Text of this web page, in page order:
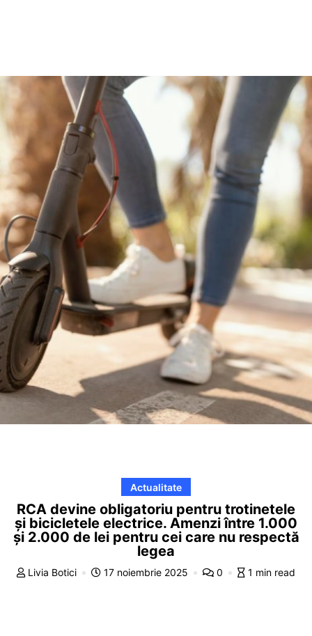
Actualitate
RCA devine obligatoriu pentru trotinetele
și bicicletele electrice. Amenzi între 1.000
și 2.000 de lei pentru cei care nu respectă
legea
Livia Botici 17 noiembrie 2025 0 1 min read